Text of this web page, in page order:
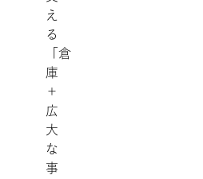
え
る
「倉
庫
＋
広
大
な
事